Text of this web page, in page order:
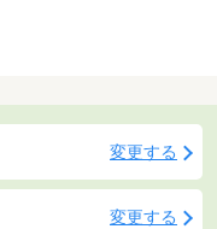
変更する
変更する